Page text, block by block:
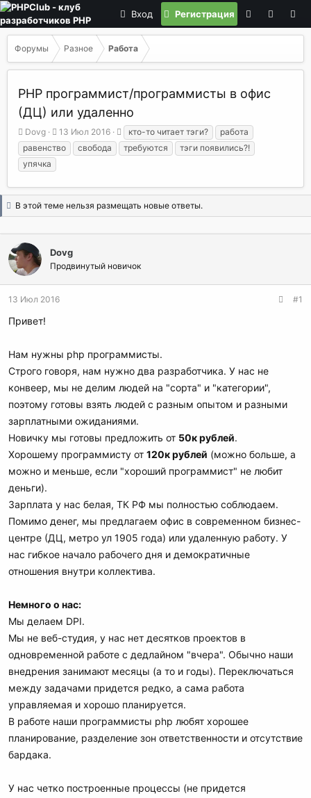
Вход Регистрация
Форумы Разное Работа
PHP программист/программисты в офис
(ДЦ) или удаленно
А
в
т
о
т
е
м
Dovg
Д
а
т
а
ч
а
13 Июл 2016
е
г
кто-то читает тэги?
работа
равенство
свобода требуются
тэги появились?!
упячка
В этой теме нельзя размещать новые ответы.
Dovg
Продвинутый новичок
13 Июл 2016 #1
Привет!
Нам нужны php программисты.
Строго говоря, нам нужно два разработчика. У нас не
конвеер, мы не делим людей на "сорта" и "категории",
поэтому готовы взять людей с разным опытом и разными
зарплатными ожиданиями.
Новичку мы готовы предложить от 50к рублей.
Хорошему программисту от 120к рублей (можно больше, а
можно и меньше, если "хороший программист" не любит
деньги).
Зарплата у нас белая, ТК РФ мы полностью соблюдаем.
Помимо денег, мы предлагаем офис в современном бизнес-
центре (ДЦ, метро ул 1905 года) или удаленную работу. У
нас гибкое начало рабочего дня и демократичные
отношения внутри коллектива.
Немного о нас:
Мы делаем DPI.
Мы не веб-студия, у нас нет десятков проектов в
одновременной работе с дедлайном "вчера". Обычно наши
внедрения занимают месяцы (а то и годы). Переключаться
между задачами придется редко, а сама работа
управляемая и хорошо планируется.
В работе наши программисты php любят хорошее
планирование, разделение зон ответственности и отсутствие
бардака.
У нас четко построенные процессы (не придется